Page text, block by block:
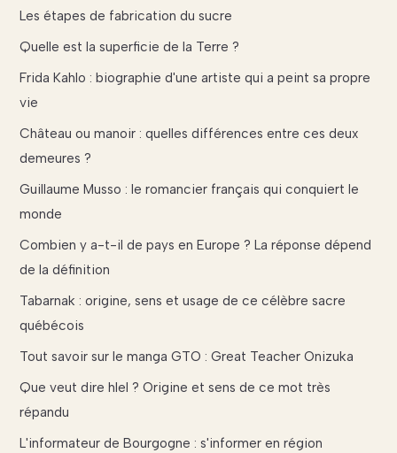
Les étapes de fabrication du sucre
Quelle est la superficie de la Terre ?
Frida Kahlo : biographie d'une artiste qui a peint sa propre
vie
Château ou manoir : quelles différences entre ces deux
demeures ?
Guillaume Musso : le romancier français qui conquiert le
monde
Combien y a-t-il de pays en Europe ? La réponse dépend
de la définition
Tabarnak : origine, sens et usage de ce célèbre sacre
québécois
Tout savoir sur le manga GTO : Great Teacher Onizuka
Que veut dire hlel ? Origine et sens de ce mot très
répandu
L'informateur de Bourgogne : s'informer en région